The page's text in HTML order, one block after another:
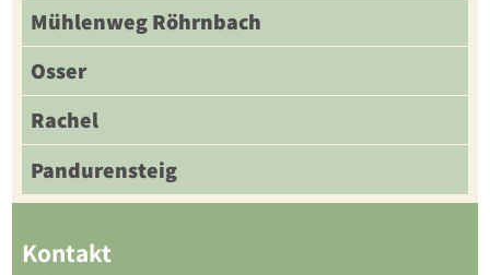
Mühlenweg Röhrnbach
Osser
Rachel
Pandurensteig
Kontakt